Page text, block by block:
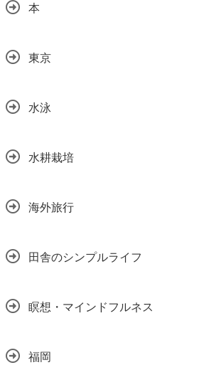
本
東京
水泳
水耕栽培
海外旅行
田舎のシンプルライフ
瞑想・マインドフルネス
福岡